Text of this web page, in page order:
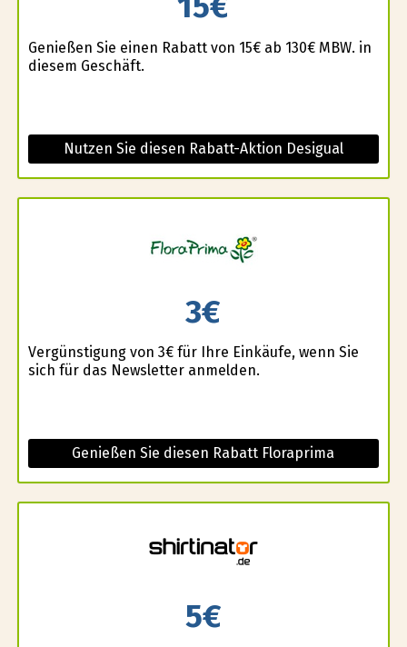
Genießen Sie einen Rabatt von 15€ ab 130€ MBW. in
diesem Geschäft.
Nutzen Sie diesen Rabatt-Aktion Desigual
3€
Vergünstigung von 3€ für Ihre Einkäufe, wenn Sie
sich für das Newsletter anmelden.
Genießen Sie diesen Rabatt Floraprima
5€